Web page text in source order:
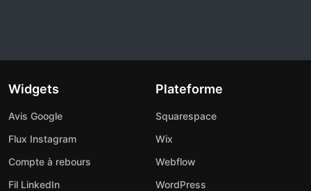
Widgets
Avis Google
Flux Instagram
Compte à rebours
Fil LinkedIn
Plateforme
Squarespace
Wix
Webflow
WordPress